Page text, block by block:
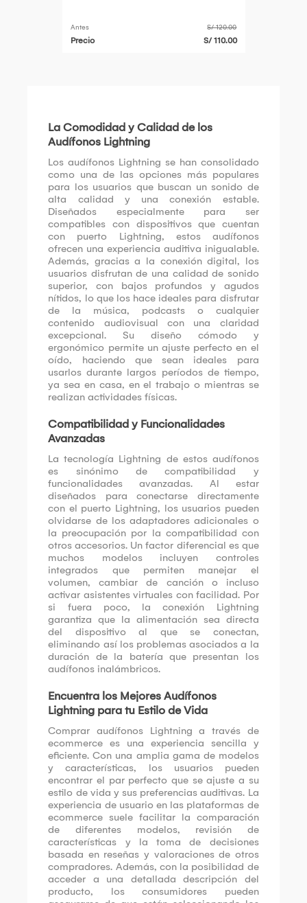
Antes S/ 120.00
Precio S/ 110.00
La Comodidad y Calidad de los
Audífonos Lightning
Los audífonos Lightning se han consolidado
como una de las opciones más populares
para los usuarios que buscan un sonido de
alta calidad y una conexión estable.
Diseñados especialmente para ser
compatibles con dispositivos que cuentan
con puerto Lightning, estos audífonos
ofrecen una experiencia auditiva inigualable.
Además, gracias a la conexión digital, los
usuarios disfrutan de una calidad de sonido
superior, con bajos profundos y agudos
nítidos, lo que los hace ideales para disfrutar
de la música, podcasts o cualquier
contenido audiovisual con una claridad
excepcional. Su diseño cómodo y
ergonómico permite un ajuste perfecto en el
oído, haciendo que sean ideales para
usarlos durante largos períodos de tiempo,
ya sea en casa, en el trabajo o mientras se
realizan actividades físicas.
Compatibilidad y Funcionalidades
Avanzadas
La tecnología Lightning de estos audífonos
es sinónimo de compatibilidad y
funcionalidades avanzadas. Al estar
diseñados para conectarse directamente
con el puerto Lightning, los usuarios pueden
olvidarse de los adaptadores adicionales o
la preocupación por la compatibilidad con
otros accesorios. Un factor diferencial es que
muchos modelos incluyen controles
integrados que permiten manejar el
volumen, cambiar de canción o incluso
activar asistentes virtuales con facilidad. Por
si fuera poco, la conexión Lightning
garantiza que la alimentación sea directa
del dispositivo al que se conectan,
eliminando así los problemas asociados a la
duración de la batería que presentan los
audífonos inalámbricos.
Encuentra los Mejores Audífonos
Lightning para tu Estilo de Vida
Comprar audífonos Lightning a través de
ecommerce es una experiencia sencilla y
eficiente. Con una amplia gama de modelos
y características, los usuarios pueden
encontrar el par perfecto que se ajuste a su
estilo de vida y sus preferencias auditivas. La
experiencia de usuario en las plataformas de
ecommerce suele facilitar la comparación
de diferentes modelos, revisión de
características y la toma de decisiones
basada en reseñas y valoraciones de otros
compradores. Además, con la posibilidad de
acceder a una detallada descripción del
producto, los consumidores pueden